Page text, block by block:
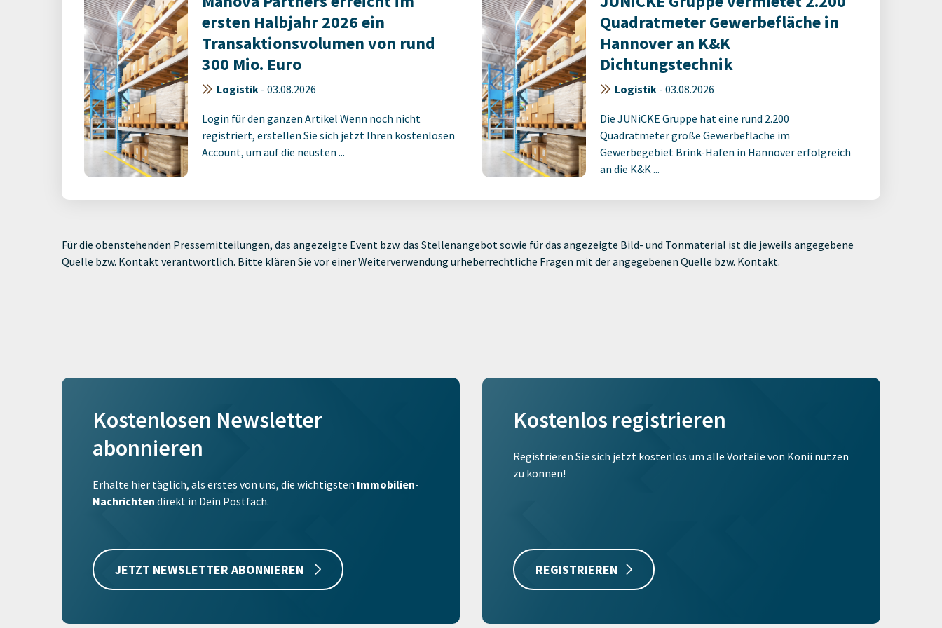
ersten Halbjahr 2026 ein
Transaktionsvolumen von rund
300 Mio. Euro
Logistik - 03.08.2026
Login für den ganzen Artikel Wenn noch nicht
registriert, erstellen Sie sich jetzt Ihren kostenlosen
Account, um auf die neusten ...
Quadratmeter Gewerbefläche in
Hannover an K&K
Dichtungstechnik
Logistik - 03.08.2026
Die JUNiCKE Gruppe hat eine rund 2.200
Quadratmeter große Gewerbefläche im
Gewerbegebiet Brink-Hafen in Hannover erfolgreich
an die K&K ...
Für die obenstehenden Pressemitteilungen, das angezeigte Event bzw. das Stellenangebot sowie für das angezeigte Bild- und Tonmaterial ist die jeweils angegebene
Quelle bzw. Kontakt verantwortlich. Bitte klären Sie vor einer Weiterverwendung urheberrechtliche Fragen mit der angegebenen Quelle bzw. Kontakt.
Kostenlosen Newsletter
abonnieren
Erhalte hier täglich, als erstes von uns, die wichtigsten Immobilien-
Nachrichten direkt in Dein Postfach.
JETZT NEWSLETTER ABONNIEREN
Kostenlos registrieren
Registrieren Sie sich jetzt kostenlos um alle Vorteile von Konii nutzen
zu können!
REGISTRIEREN